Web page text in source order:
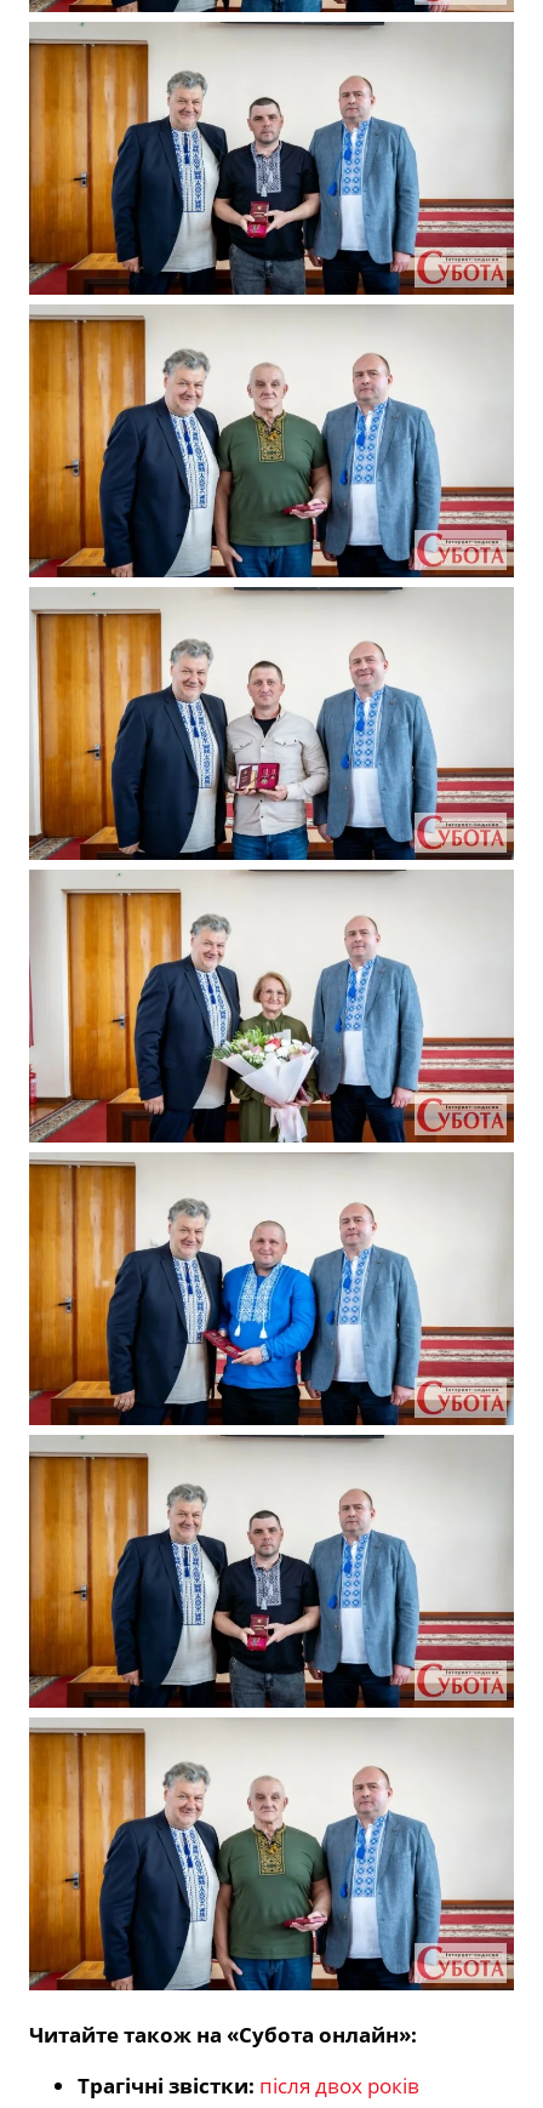
Читайте також на «Субота онлайн»:
Трагічні звістки: після двох років